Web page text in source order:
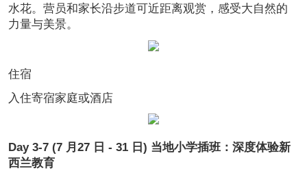
水花。营员和家长沿步道可近距离观赏，感受大自然的
力量与美景。
住宿
入住寄宿家庭或酒店
Day 3-7 (7 月27 日 - 31 日) 当地小学插班：深度体验新
西兰教育